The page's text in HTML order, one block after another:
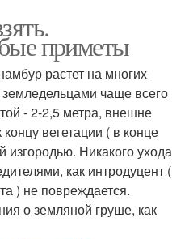
приметы
растет на многих
чаще всего
- 2-2,5 метра, внешне
вегетации ( в конце
изгородью. Никакого ухода
как интродуцент (
) не повреждается.
о земляной груше, как